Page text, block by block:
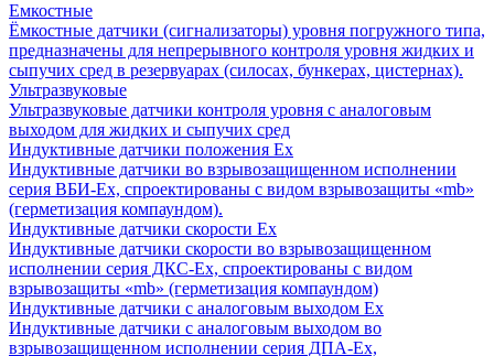
Емкостные
Ёмкостные датчики (сигнализаторы) уровня погружного типа,
предназначены для непрерывного контроля уровня жидких и
сыпучих сред в резервуарах (силосах, бункерах, цистернах).
Ультразвуковые
Ультразвуковые датчики контроля уровня с аналоговым
выходом для жидких и сыпучих сред
Индуктивные датчики положения Ех
Индуктивные датчики во взрывозащищенном исполнении
серия ВБИ-Ех, спроектированы с видом взрывозащиты «mb»
(герметизация компаундом).
Индуктивные датчики скорости Ех
Индуктивные датчики скорости во взрывозащищенном
исполнении серия ДКС-Ех, спроектированы с видом
взрывозащиты «mb» (герметизация компаундом)
Индуктивные датчики с аналоговым выходом Ех
Индуктивные датчики с аналоговым выходом во
взрывозащищенном исполнении серия ДПА-Ех,